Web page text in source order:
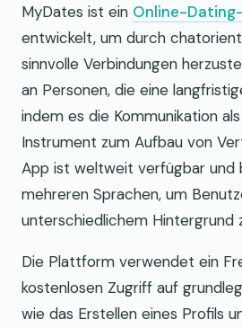
MyDates ist ein Online-
entwickelt, um durch
sinnvolle Verbindungen
an Personen, die eine
indem es die Kommunikation
Instrument zum Aufbau von
App ist weltweit verfügbar und
mehreren Sprachen, um
unterschiedlichem Hintergrund
Die Plattform verwendet ein
kostenlosen Zugriff auf
wie das Erstellen eines Profils